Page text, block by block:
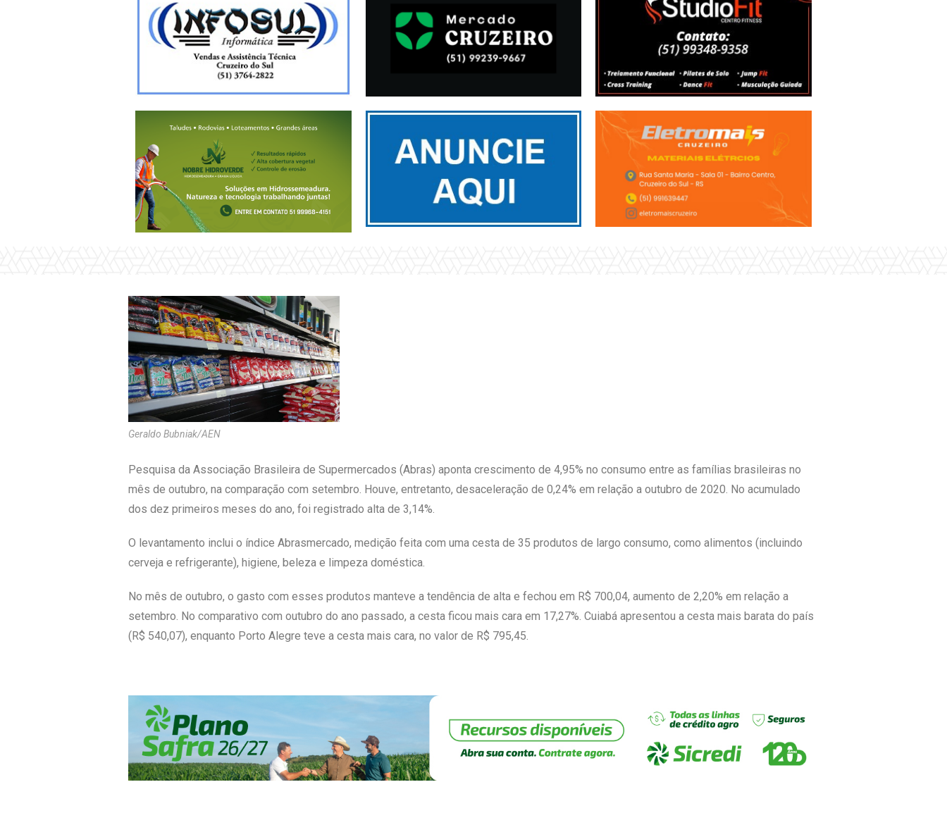
Geraldo Bubniak/AEN
Pesquisa da Associação Brasileira de Supermercados (Abras) aponta crescimento de 4,95% no consumo entre as famílias brasileiras no
mês de outubro, na comparação com setembro. Houve, entretanto, desaceleração de 0,24% em relação a outubro de 2020. No acumulado
dos dez primeiros meses do ano, foi registrado alta de 3,14%.
O levantamento inclui o índice Abrasmercado, medição feita com uma cesta de 35 produtos de largo consumo, como alimentos (incluindo
cerveja e refrigerante), higiene, beleza e limpeza doméstica.
No mês de outubro, o gasto com esses produtos manteve a tendência de alta e fechou em R$ 700,04, aumento de 2,20% em relação a
setembro. No comparativo com outubro do ano passado, a cesta ficou mais cara em 17,27%. Cuiabá apresentou a cesta mais barata do país
(R$ 540,07), enquanto Porto Alegre teve a cesta mais cara, no valor de R$ 795,45.